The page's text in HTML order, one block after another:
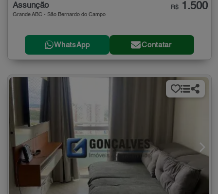
Assunção
Grande ABC - São Bernardo do Campo
R$ 1.500
WhatsApp Contatar